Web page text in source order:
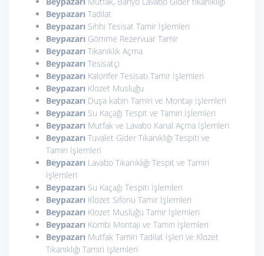
Beypazarı Tadilat
Beypazarı Sıhhi Tesisat Tamir İşlemleri
Beypazarı Gömme Rezervuar Tamir
Beypazarı Tıkanıklık Açma
Beypazarı Tesisatçı
Beypazarı Kalorifer Tesisatı Tamir İşlemleri
Beypazarı Klozet Musluğu
Beypazarı Duşa kabin Tamiri ve Montajı İşlemleri
Beypazarı Su Kaçağı Tespit ve Tamiri İşlemleri
Beypazarı Mutfak ve Lavabo Kanal Açma İşlemleri
Beypazarı Tuvalet Gider Tıkanıklığı Tespiti ve
Tamiri İşlemleri
Beypazarı Lavabo Tıkanıklığı Tespit ve Tamiri
İşlemleri
Beypazarı Su Kaçağı Tespiti İşlemleri
Beypazarı Klozet Sifonu Tamir İşlemleri
Beypazarı Klozet Musluğu Tamir İşlemleri
Beypazarı Kombi Montajı ve Tamiri İşlemleri
Beypazarı Mutfak Tamiri Tadilat İşleri ve Klozet
Tıkanıklığı Tamiri İşlemleri